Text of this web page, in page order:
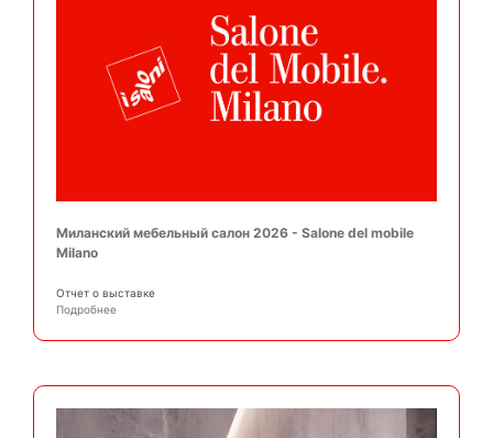
Миланский мебельный салон 2026 - Salone del mobile
Milano
Отчет о выставке
Подробнее